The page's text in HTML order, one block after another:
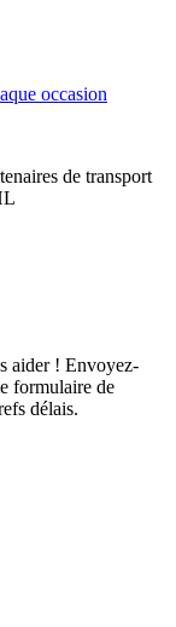
occasion
de transport
aider ! Envoyez-
formulaire de
délais.